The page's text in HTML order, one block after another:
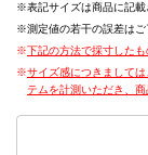
表記サイズは商品に記載
測定値の若干の誤差はご
下記の方法で採寸したも
サイズ感につきまして
テムを計測いただき、